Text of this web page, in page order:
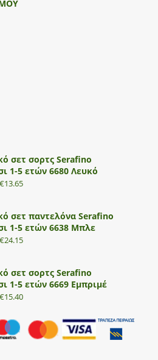
σετ σορτς Serafino
1-5 ετών 6680 Λευκό
€13.65
σετ παντελόνα Serafino
1-5 ετών 6638 Μπλε
€24.15
σετ σορτς Serafino
1-5 ετών 6669 Εμπριμέ
€15.40